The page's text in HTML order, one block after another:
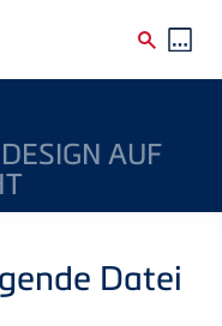
AUF
Datei